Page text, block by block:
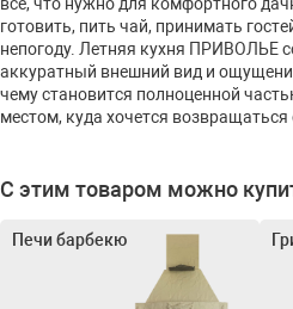
готовить, пить чай, принимать
непогоду. Летняя кухня ПРИВОЛЬЕ
аккуратный внешний вид и
чему становится полноценной
местом, куда хочется возвращаться
С этим товаром можно
Печи барбекю